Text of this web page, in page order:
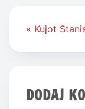
Nawigacja
« Kujot
DODAJ